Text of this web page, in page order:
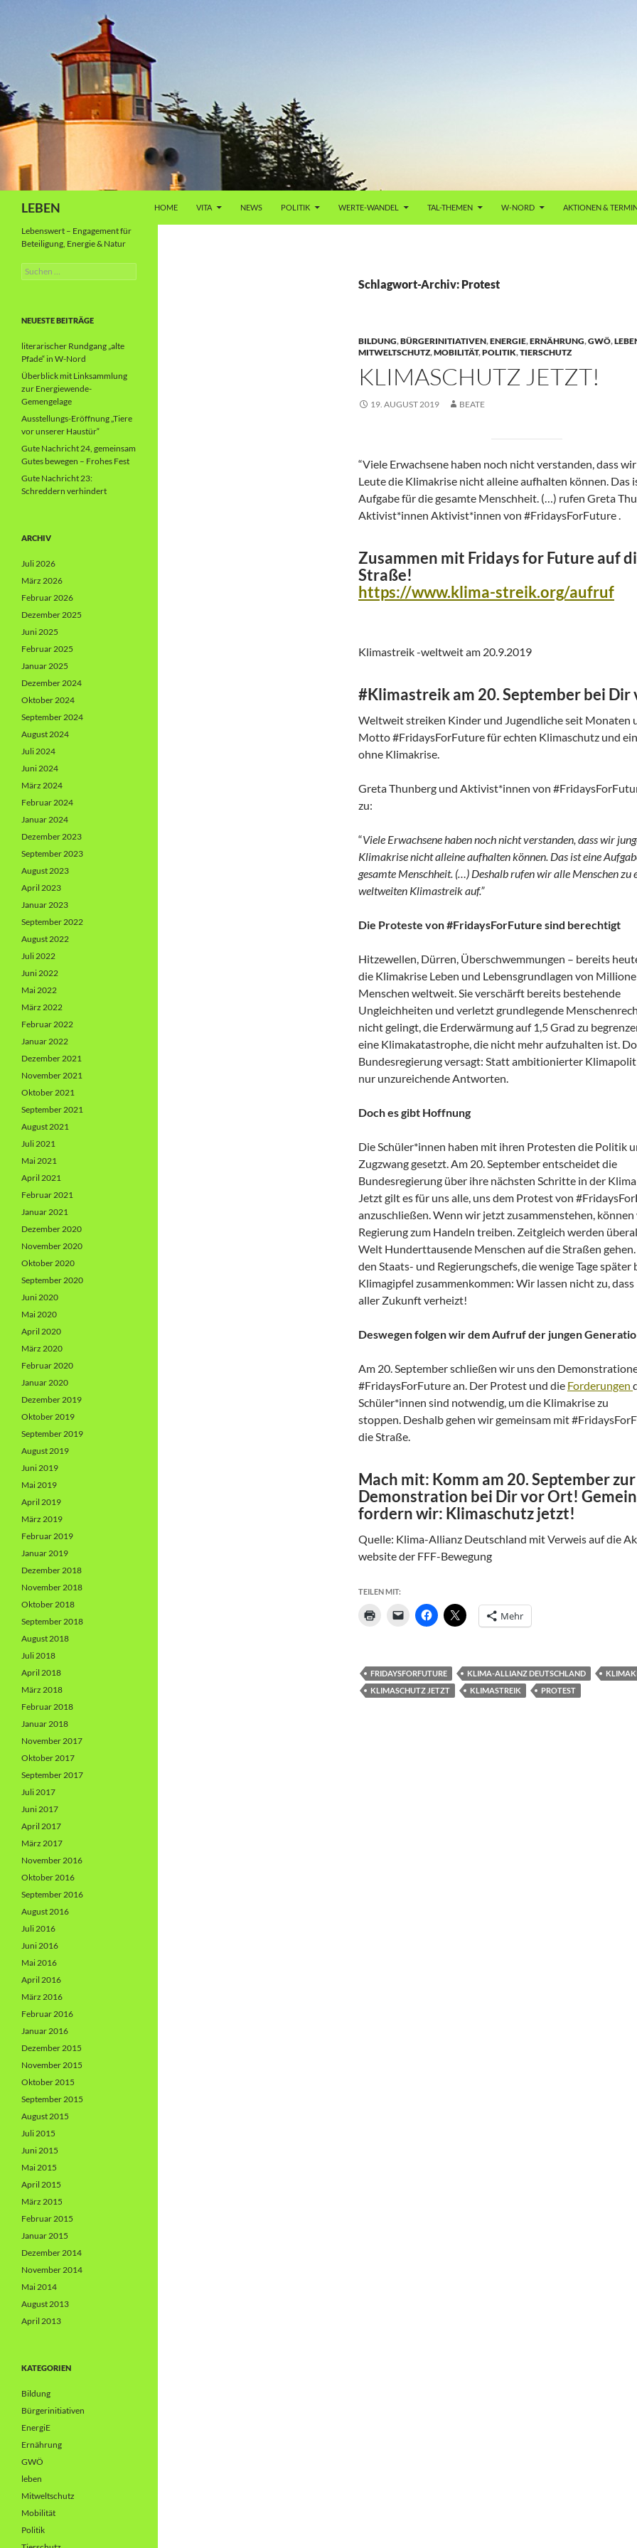
LEBEN HOME VITA NEWS POLITIK WERTE-WANDEL TAL-THEMEN W-NORD AKTIONEN &
Schlagwort-Archiv: Protest
BILDUNG,BÜRGERINITIATIVEN,ENERGIE,ERNÄHRUNG,GWÖ,
MITWELTSCHUTZ,MOBILITÄT,POLITIK,TIERSCHUTZ
KLIMASCHUTZ JETZT!
19. AUGUST 2019 BEATE
“Viele Erwachsene haben noch nicht verstanden, dass
Leute die Klimakrise nicht alleine aufhalten können. Das
Aufgabe für die gesamte Menschheit. (…) rufen Greta
Aktivist*innen Aktivist*innen von #FridaysForFuture .
Zusammen mit Fridays for Future auf
Straße!
https://www.klima-streik.org/aufruf
Klimastreik -weltweit am 20.9.2019
#Klimastreik am 20. September bei
Weltweit streiken Kinder und Jugendliche seit Monaten
Motto #FridaysForFuture für echten Klimaschutz und
ohne Klimakrise.
Greta Thunberg und Aktivist*innen von
zu:
“Viele Erwachsene haben noch nicht verstanden, dass wir
Klimakrise nicht alleine aufhalten können. Das ist eine
gesamte Menschheit. (…) Deshalb rufen wir alle Menschen zu
weltweiten Klimastreik auf.”
Die Proteste von #FridaysForFuture sind berechtigt
Hitzewellen, Dürren, Überschwemmungen – bereits
die Klimakrise Leben und Lebensgrundlagen von
Menschen weltweit. Sie verschärft bereits bestehende
Ungleichheiten und verletzt grundlegende
nicht gelingt, die Erderwärmung auf 1,5 Grad zu
eine Klimakatastrophe, die nicht mehr aufzuhalten ist.
Bundesregierung versagt: Statt ambitionierter
nur unzureichende Antworten.
Doch es gibt Hoffnung
Die Schüler*innen haben mit ihren Protesten die Politik
Zugzwang gesetzt. Am 20. September entscheidet die
Bundesregierung über ihre nächsten Schritte in der
Jetzt gilt es für uns alle, uns dem Protest von
anzuschließen. Wenn wir jetzt zusammenstehen,
Regierung zum Handeln treiben. Zeitgleich werden
Welt Hunderttausende Menschen auf die Straßen gehen.
den Staats- und Regierungschefs, die wenige Tage später
Klimagipfel zusammenkommen: Wir lassen nicht zu,
aller Zukunft verheizt!
Deswegen folgen wir dem Aufruf der jungen
Am 20. September schließen wir uns den
#FridaysForFuture an. Der Protest und die Forderungen
Schüler*innen sind notwendig, um die Klimakrise zu
stoppen. Deshalb gehen wir gemeinsam mit
die Straße.
Mach mit: Komm am 20. September zur
Demonstration bei Dir vor Ort!
fordern wir: Klimaschutz jetzt!
Quelle: Klima-Allianz Deutschland mit Verweis auf die
website der FFF-Bewegung
TEILEN MIT:
Mehr
FRIDAYSFORFUTURE KLIMA-ALLIANZ DEUTSCHLAND
KLIMASCHUTZ JETZT
KLIMASTREIK PROTEST
Lebenswert – Engagement für
Beteiligung, Energie & Natur
Suche
nach:
NEUESTE BEITRÄGE
literarischer Rundgang „alte
Pfade“ in W-Nord
Überblick mit Linksammlung
zur Energiewende-
Gemengelage
Ausstellungs-Eröffnung „Tiere
vor unserer Haustür“
Gute Nachricht 24, gemeinsam
Gutes bewegen – Frohes Fest
Gute Nachricht 23:
Schreddern verhindert
ARCHIV
Juli 2026
März 2026
Februar 2026
Dezember 2025
Juni 2025
Februar 2025
Januar 2025
Dezember 2024
Oktober 2024
September 2024
August 2024
Juli 2024
Juni 2024
März 2024
Februar 2024
Januar 2024
Dezember 2023
September 2023
August 2023
April 2023
Januar 2023
September 2022
August 2022
Juli 2022
Juni 2022
Mai 2022
März 2022
Februar 2022
Januar 2022
Dezember 2021
November 2021
Oktober 2021
September 2021
August 2021
Juli 2021
Mai 2021
April 2021
Februar 2021
Januar 2021
Dezember 2020
November 2020
Oktober 2020
September 2020
Juni 2020
Mai 2020
April 2020
März 2020
Februar 2020
Januar 2020
Dezember 2019
Oktober 2019
September 2019
August 2019
Juni 2019
Mai 2019
April 2019
März 2019
Februar 2019
Januar 2019
Dezember 2018
November 2018
Oktober 2018
September 2018
August 2018
Juli 2018
April 2018
März 2018
Februar 2018
Januar 2018
November 2017
Oktober 2017
September 2017
Juli 2017
Juni 2017
April 2017
März 2017
November 2016
Oktober 2016
September 2016
August 2016
Juli 2016
Juni 2016
Mai 2016
April 2016
März 2016
Februar 2016
Januar 2016
Dezember 2015
November 2015
Oktober 2015
September 2015
August 2015
Juli 2015
Juni 2015
Mai 2015
April 2015
März 2015
Februar 2015
Januar 2015
Dezember 2014
November 2014
Mai 2014
August 2013
April 2013
KATEGORIEN
Bildung
Bürgerinitiativen
EnergiE
Ernährung
GWÖ
leben
Mitweltschutz
Mobilität
Politik